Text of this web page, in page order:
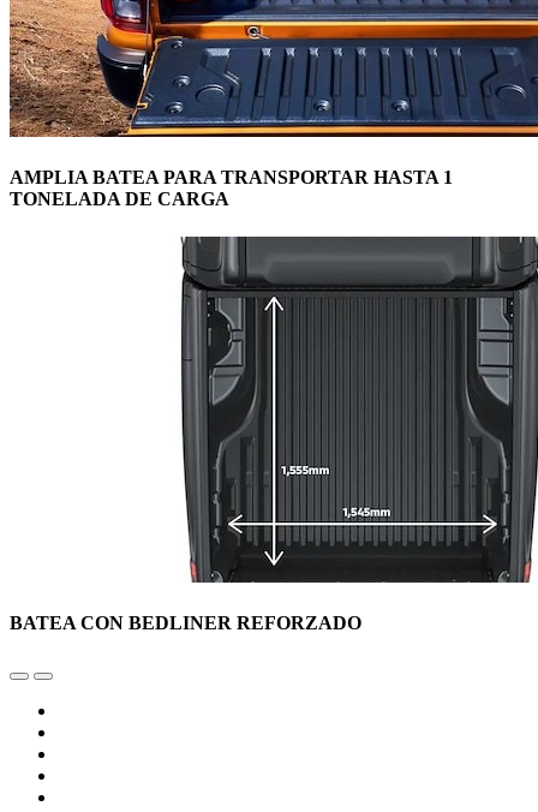
AMPLIA BATEA PARA TRANSPORTAR HASTA 1
TONELADA DE CARGA
BATEA CON BEDLINER REFORZADO